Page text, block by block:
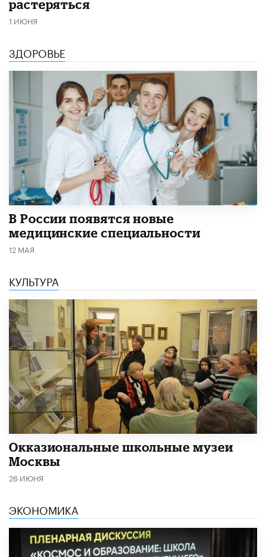
растеряться
1 ИЮНЯ
ЗДОРОВЬЕ
В России появятся новые
медицинские специальности
12 МАЯ
КУЛЬТУРА
​Окказиональные школьные музеи
Москвы
26 ИЮНЯ
ЭКОНОМИКА